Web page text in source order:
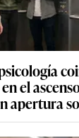
el
apertura